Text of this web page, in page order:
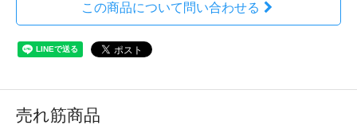
この商品について問い合わせる
売れ筋商品